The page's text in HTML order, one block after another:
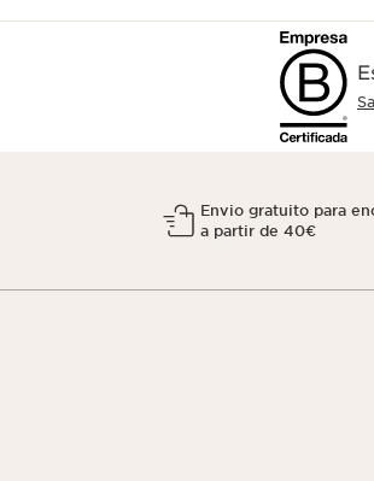
Envio gratuito para
a partir de 40€